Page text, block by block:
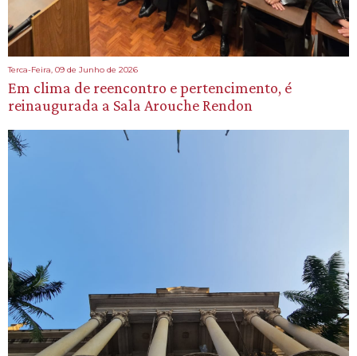
Terca-Feira, 09 de Junho de 2026
Em clima de reencontro e pertencimento, é
reinaugurada a Sala Arouche Rendon